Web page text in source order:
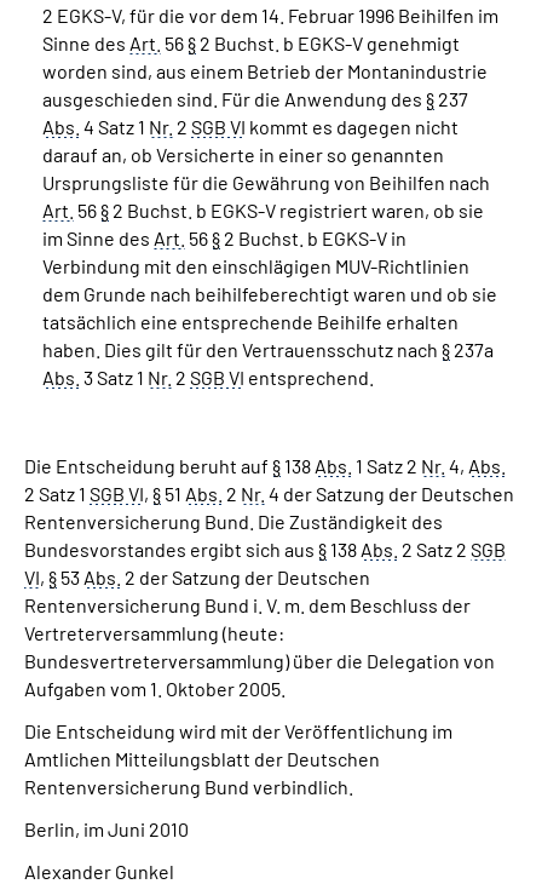
2 EGKS-V, für die vor dem 14. Februar 1996 Beihilfen im
Sinne des Art. 56§ 2 Buchst. b EGKS-V genehmigt
worden sind, aus einem Betrieb der Montanindustrie
ausgeschieden sind. Für die Anwendung des § 237
Abs. 4 Satz 1 Nr. 2 SGB VI kommt es dagegen nicht
darauf an, ob Versicherte in einer so genannten
Ursprungsliste für die Gewährung von Beihilfen nach
Art. 56§ 2 Buchst. b EGKS-V registriert waren, ob sie
im Sinne des Art. 56§ 2 Buchst. b EGKS-V in
Verbindung mit den einschlägigen MUV-Richtlinien
dem Grunde nach beihilfeberechtigt waren und ob sie
tatsächlich eine entsprechende Beihilfe erhalten
haben. Dies gilt für den Vertrauensschutz nach § 237a
Abs. 3 Satz 1 Nr. 2 SGB VI entsprechend.
Die Entscheidung beruht auf § 138 Abs. 1 Satz 2 Nr. 4, Abs.
2 Satz 1 SGB VI, § 51 Abs. 2 Nr. 4 der Satzung der Deutschen
Rentenversicherung Bund. Die Zuständigkeit des
Bundesvorstandes ergibt sich aus § 138 Abs. 2 Satz 2 SGB
VI, § 53 Abs. 2 der Satzung der Deutschen
Rentenversicherung Bund i. V. m. dem Beschluss der
Vertreterversammlung (heute:
Bundesvertreterversammlung) über die Delegation von
Aufgaben vom 1. Oktober 2005.
Die Entscheidung wird mit der Veröffentlichung im
Amtlichen Mitteilungsblatt der Deutschen
Rentenversicherung Bund verbindlich.
Berlin, im Juni 2010
Alexander Gunkel